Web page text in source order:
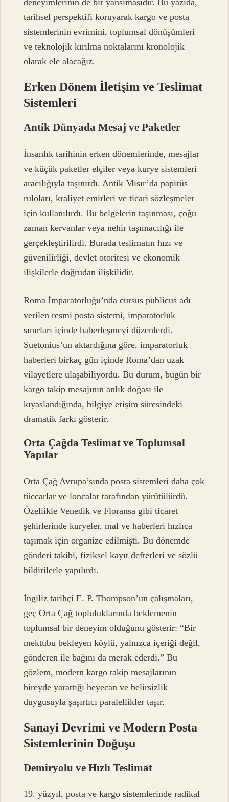
deneyimlerinin de bir yansımasıdır. Bu yazıda,
tarihsel perspektifi koruyarak kargo ve posta
sistemlerinin evrimini, toplumsal dönüşümleri
ve teknolojik kırılma noktalarını kronolojik
olarak ele alacağız.
Erken Dönem İletişim ve Teslimat
Sistemleri
Antik Dünyada Mesaj ve Paketler
İnsanlık tarihinin erken dönemlerinde, mesajlar
ve küçük paketler elçiler veya kurye sistemleri
aracılığıyla taşınırdı. Antik Mısır’da papirüs
ruloları, kraliyet emirleri ve ticari sözleşmeler
için kullanılırdı. Bu belgelerin taşınması, çoğu
zaman kervanlar veya nehir taşımacılığı ile
gerçekleştirilirdi.Burada teslimatın hızı ve
güvenilirliği, devlet otoritesi ve ekonomik
ilişkilerle doğrudan ilişkilidir.
Roma İmparatorluğu’nda cursus publicus adı
verilen resmi posta sistemi, imparatorluk
sınırları içinde haberleşmeyi düzenlerdi.
Suetonius’un aktardığına göre, imparatorluk
haberleri birkaç gün içinde Roma’dan uzak
vilayetlere ulaşabiliyordu. Bu durum, bugün bir
kargo takip mesajının anlık doğası ile
kıyaslandığında, bilgiye erişim süresindeki
dramatik farkı gösterir.
Orta Çağda Teslimat ve Toplumsal
Yapılar
Orta Çağ Avrupa’sında posta sistemleri daha çok
tüccarlar ve loncalar tarafından yürütülürdü.
Özellikle Venedik ve Floransa gibi ticaret
şehirlerinde kuryeler, mal ve haberleri hızlıca
taşımak için organize edilmişti. Bu dönemde
gönderi takibi, fiziksel kayıt defterleri ve sözlü
bildirilerle yapılırdı.
İngiliz tarihçi E. P. Thompson’un çalışmaları,
geç Orta Çağ topluluklarında beklemenin
toplumsal bir deneyim olduğunu gösterir: “Bir
mektubu bekleyen köylü, yalnızca içeriği değil,
gönderen ile bağını da merak ederdi.” Bu
gözlem, modern kargo takip mesajlarının
bireyde yarattığı heyecan ve belirsizlik
duygusuyla şaşırtıcı paralellikler taşır.
Sanayi Devrimi ve Modern Posta
Sistemlerinin Doğuşu
Demiryolu ve Hızlı Teslimat
19. yüzyıl, posta ve kargo sistemlerinde radikal